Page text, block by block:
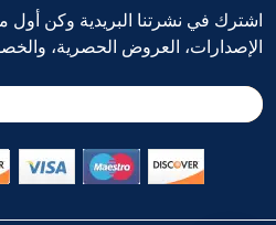
اشترك في نشرتنا البريدية وكن
الإصدارات، العروض الحصرية،